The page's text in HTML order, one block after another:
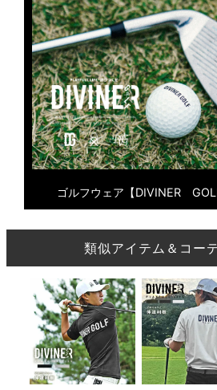
ゴルフウェア【DIVINER
類似アイテム＆コー